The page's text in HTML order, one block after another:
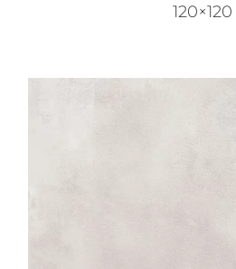
120×120